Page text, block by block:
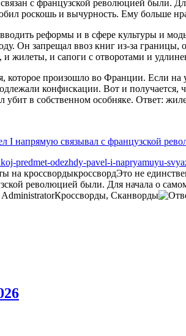
с французской революцией
роскошь и вычурность. Ему больше
реформы и в сфере культуры и
Он запрещал ввоз книг из-за
жилеты, и сапоги с отворотами и
которое произошло во Франции. Если
конфискации. Вот и
в собственном особняке. Ответ:
predmet-odezhdy-pavel-i-napryamuyu-
на кроссвордыкроссвордЭто не
революцией были. Для начала о
AdministratorКроссворды, Сканворды